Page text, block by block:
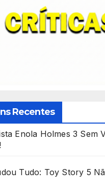
Recentes
Enola Holmes 3 Sem
Tudo: Toy Story 5